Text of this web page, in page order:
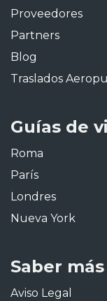
Proveedores
Partners
Blog
Traslados
Guías de
Roma
París
Londres
Nueva York
Saber más
Aviso Legal